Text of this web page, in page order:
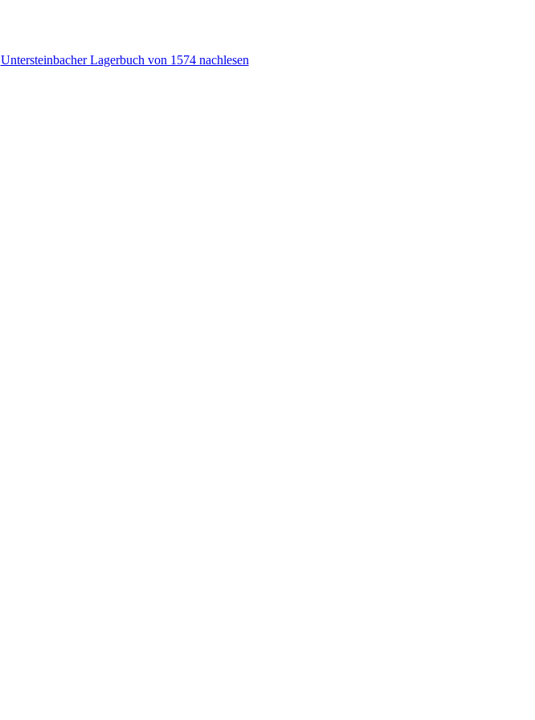
Untersteinbacher Lagerbuch von 1574 nachlesen